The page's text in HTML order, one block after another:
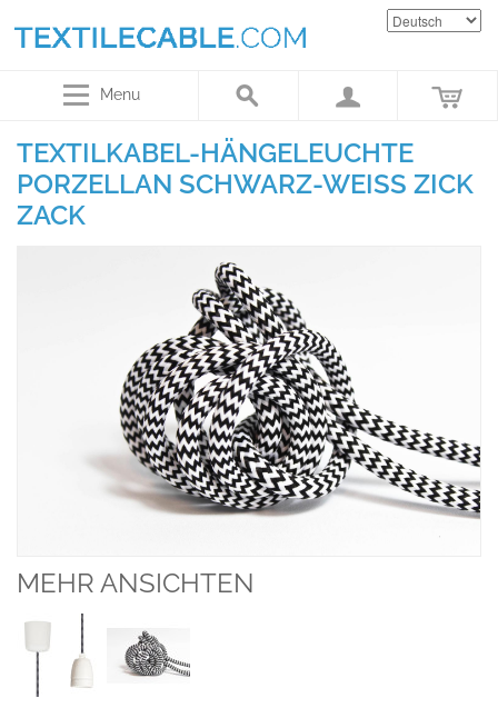
Menu
TEXTILKABEL-HÄNGELEUCHTE
PORZELLAN SCHWARZ-WEISS ZICK Z
ACK
MEHR ANSICHTEN